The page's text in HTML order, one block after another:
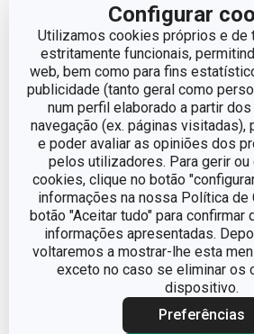
Configurar
Utilizamos cookies próprios e de
estritamente funcionais,
web, bem como para fins
publicidade (tanto geral como
num perfil elaborado a partir
navegação (ex. páginas visitadas),
e poder avaliar as opiniões dos
pelos utilizadores. Para gerir
cookies, clique no botão
informações na nossa Política de
botão "Aceitar tudo" para confirmar
informações apresentadas.
voltaremos a mostrar-lhe esta
exceto no caso se eliminar os
dispositivo.
Preferências
pitada de sal
Triturar grosseiramente os frutos
as sementes, juntar as tâmaras ou
coco, a canela, o sal e misturar até
incorporarem. Divida a massa
de papel. Modele com as mãos até
fotografia e leve ao frigorífico para
De seguida, recheie os cupcakes
Creme de urtiga
400 ml de creme de coco pronto
200 g de manteiga de coco
4 colheres de sopa de xarope de